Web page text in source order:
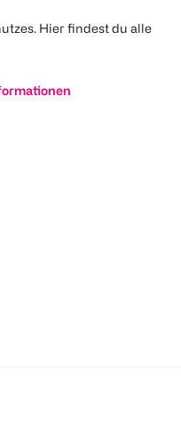
Hier findest du alle